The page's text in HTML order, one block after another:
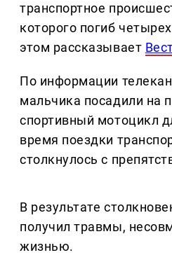
транспортное
которого погиб
этом рассказывает
По информации
мальчика посадили на
спортивный мотоцикл
время поездки
столкнулось с
В результате
получил травмы,
жизнью.